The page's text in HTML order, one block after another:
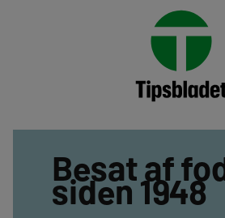
Besat af
siden 1948